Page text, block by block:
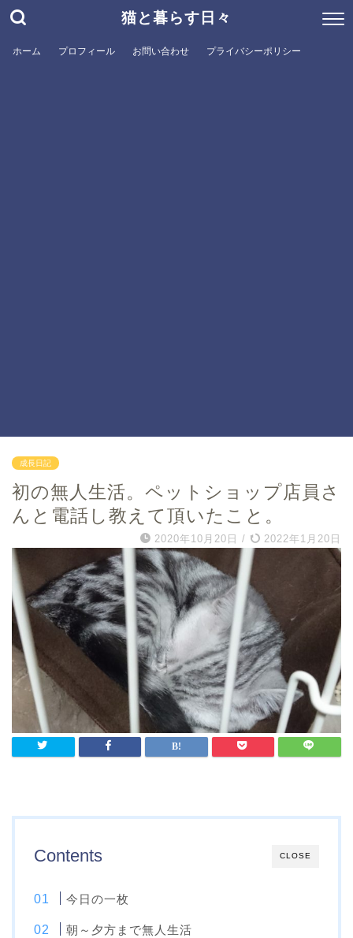
猫と暮らす日々
ホーム プロフィール お問い合わせ プライバシーポリシー
成長日記
初の無人生活。ペットショップ店員さ
んと電話し教えて頂いたこと。
2020年10月20日 / 2022年1月20日
CLOSE
Contents
今日の一枚
朝～夕方まで無人生活